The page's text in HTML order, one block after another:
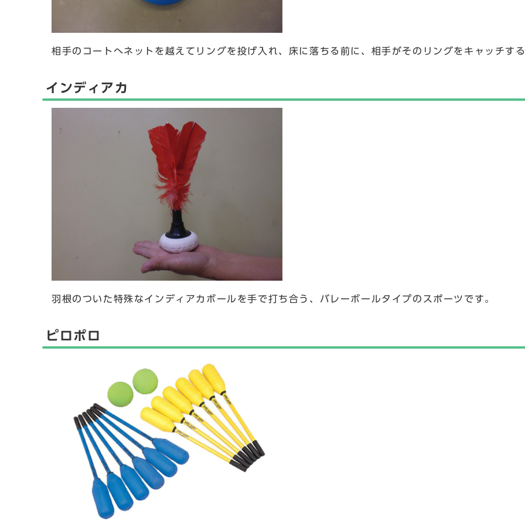
相手のコートへネットを越えてリングを投げ入れ、床に落ちる前に、相手がそのリングをキャッチす
インディアカ
羽根のついた特殊なインディアカボールを手で打ち合う、バレーボールタイプのスポーツです。
ピロポロ